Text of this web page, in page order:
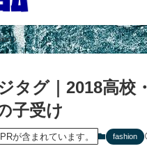
タグ｜2018高校
子受け
が含まれています。 fashion